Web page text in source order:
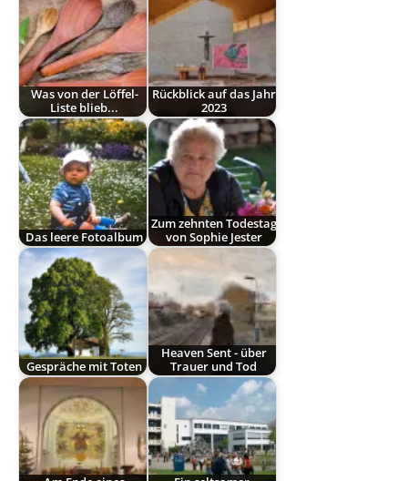
Was von der Löffel-
Liste blieb...
Rückblick auf das Jahr
2023
Das leere Fotoalbum
Zum zehnten Todestag
von Sophie Jester
Gespräche mit Toten
Heaven Sent - über
Trauer und Tod